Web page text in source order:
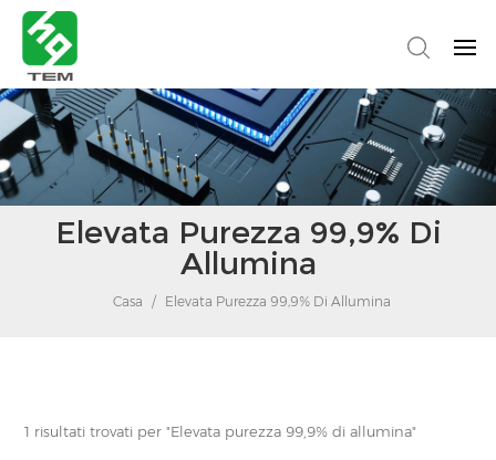
Elevata Purezza 99,9% Di
Allumina
Casa / Elevata Purezza 99,9% Di Allumina
1 risultati trovati per "Elevata purezza 99,9% di allumina"